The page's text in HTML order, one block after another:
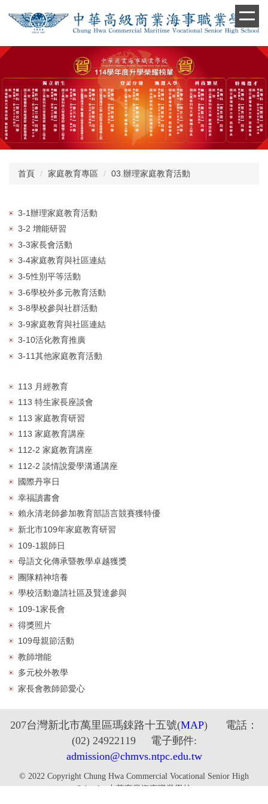
到
要
首頁 家庭教育專區 03.辦理家庭教育活動
3-1辦理家庭教育活動
3-2 增能研習
3-3家長會活動
3-4家庭教育與社區連結
3-5性別平等活動
3-6學校外多元教育活動
3-8學校參與社群活動
3-9家庭教育與社區連結
3-10活化教育推廣
3-11其他家庭教育活動
113 月經教育
113 特生家長座談會
113 家庭教育研習
113 家庭教育講座
112-2 家庭教育講座
112-2 談情說愛學溝通講座
國際丹寧日
幸福讀書會
賴永清老師參加教育部語言競賽獲特優
新北市109年家庭教育研習
109-1親師日
母語文化傳承暨教學卓越獲獎
團隊精神培養
學校活動邀請社區及賢達參與
109-1家長會
得獎照片
109母親節活動
教師增能
多元校外教學
家長會教師節愛心
207台灣新北市萬里區瑪鋉路十五號(MAP) 電話：
(02) 24922119 電子郵件:
admission@chmvs.ntpc.edu.tw
© 2022 Copyright Chung Hwa Commercial Vocational Senior High
School - 中華商業海事職業學校